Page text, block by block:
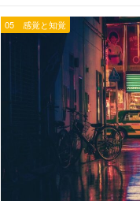
05 感覚と知覚